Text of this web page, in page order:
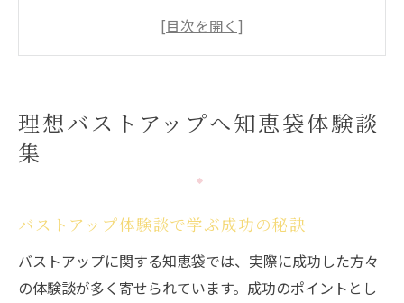
本当に効果のあるバストアップ方法を検証
胸を大きくする知恵袋の新常識
最新バストアップ知恵袋の有効性とは
本当に効果があるバストアップ方法の選び
方
知恵袋に学ぶバストアップの注意点
理想バストアップへ知恵袋体験談
集
バストアップ体験談で学ぶ成功の秘訣
バストアップに関する知恵袋では、実際に成功した方々
の体験談が多く寄せられています。成功のポイントとし